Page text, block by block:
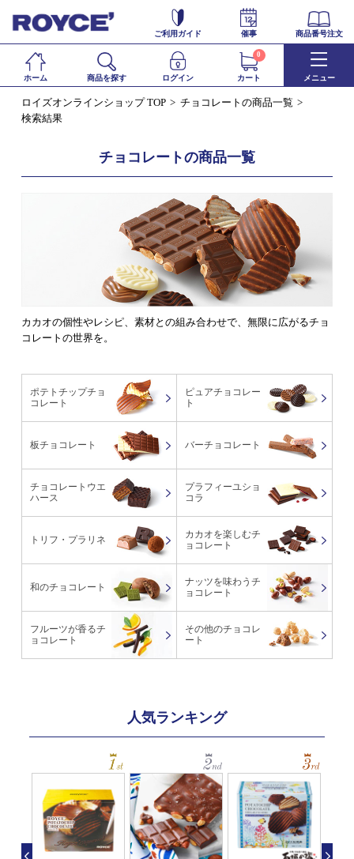
ご利用ガイド 催事 商品番号注文
ホーム 商品を探す ログイン カート
0
メニュー
ロイズオンラインショップ TOP
チョコレートの商品一覧
検索結果
チョコレートの商品一覧
カカオの個性やレシピ、素材との組み合わせで、無限に広がるチョ
コレートの世界を。
ポテトチップチョ
コレート
ピュアチョコレー
ト
板チョコレート バーチョコレート
チョコレートウエ
ハース
プラフィーユショ
コラ
トリフ・プラリネ
カカオを楽しむチ
ョコレート
和のチョコレート
ナッツを味わうチ
ョコレート
フルーツが香るチ
ョコレート
その他のチョコレ
ート
人気ランキング